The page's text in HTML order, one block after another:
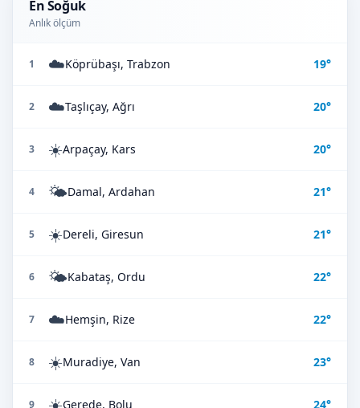
En Soğuk
Anlık ölçüm
1 ☁️Köprübaşı, Trabzon 19°
2 ☁️Taşlıçay, Ağrı 20°
3 ☀️Arpaçay, Kars 20°
4 🌤️Damal, Ardahan 21°
5 ☀️Dereli, Giresun 21°
6 🌤️Kabataş, Ordu 22°
7 ☁️Hemşin, Rize 22°
8 ☀️Muradiye, Van 23°
9 Gerede, Bolu 24°